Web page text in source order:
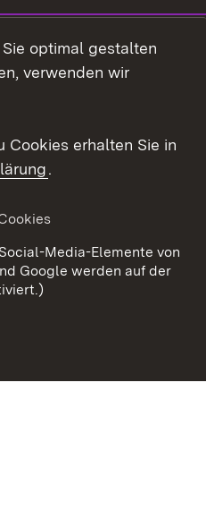
Barrierefreiheit
Cookies
optimal gestalten
verwenden wir
Cookies erhalten Sie in
.
Media-Elemente von
Google werden auf der